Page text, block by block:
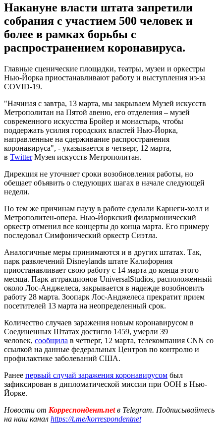
Накануне власти штата запретили
собрания с участием 500 человек и
более в рамках борьбы с
распространением коронавируса.
Главные сценические площадки, театры, музеи и оркестры
Нью-Йорка приостанавливают работу и выступления из-за
COVID-19.
"Начиная с завтра, 13 марта, мы закрываем Музей искусств
Метрополитан на Пятой авеню, его отделения – музей
современного искусства Бройер и монастырь, чтобы
поддержать усилия городских властей Нью-Йорка,
направленные на сдерживание распространения
коронавируса", - указывается в четверг, 12 марта,
в TwitterМузея искусств Метрополитан.
Дирекция не уточняет сроки возобновления работы, но
обещает объявить о следующих шагах в начале следующей
недели.
По тем же причинам паузу в работе сделали Карнеги-холл и
Метрополитен-опера. Нью-Йоркский филармонический
оркестр отменил все концерты до конца марта. Его примеру
последовал Симфонический оркестр Сиэтла.
Аналогичные меры принимаются и в других штатах. Так,
парк развлечений Disneylandв штате Калифорния
приостанавливает свою работу с 14 марта до конца этого
месяца. Парк аттракционов UniversalStudios, расположенный
около Лос-Анджелеса, закрывается в надежде возобновить
работу 28 марта. Зоопарк Лос-Анджелеса прекратит прием
посетителей 13 марта на неопределенный срок.
Количество случаев заражения новым коронавирусом в
Соединенных Штатах достигло 1459, умерли 39
человек, сообщила в четверг, 12 марта, телекомпания CNN со
ссылкой на данные федеральных Центров по контролю и
профилактике заболеваний США.
Ранее первый случай заражения коронавирусом был
зафиксирован в дипломатической миссии при ООН в Нью-
Йорке.
Новости от Корреспондент.netв Telegram. Подписывайтесь
на наш канал https://t.me/korrespondentnet